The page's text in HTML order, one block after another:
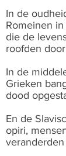
In de
Romeinen
die de
roofden
In de
Grieken
dood
En de
opiri,